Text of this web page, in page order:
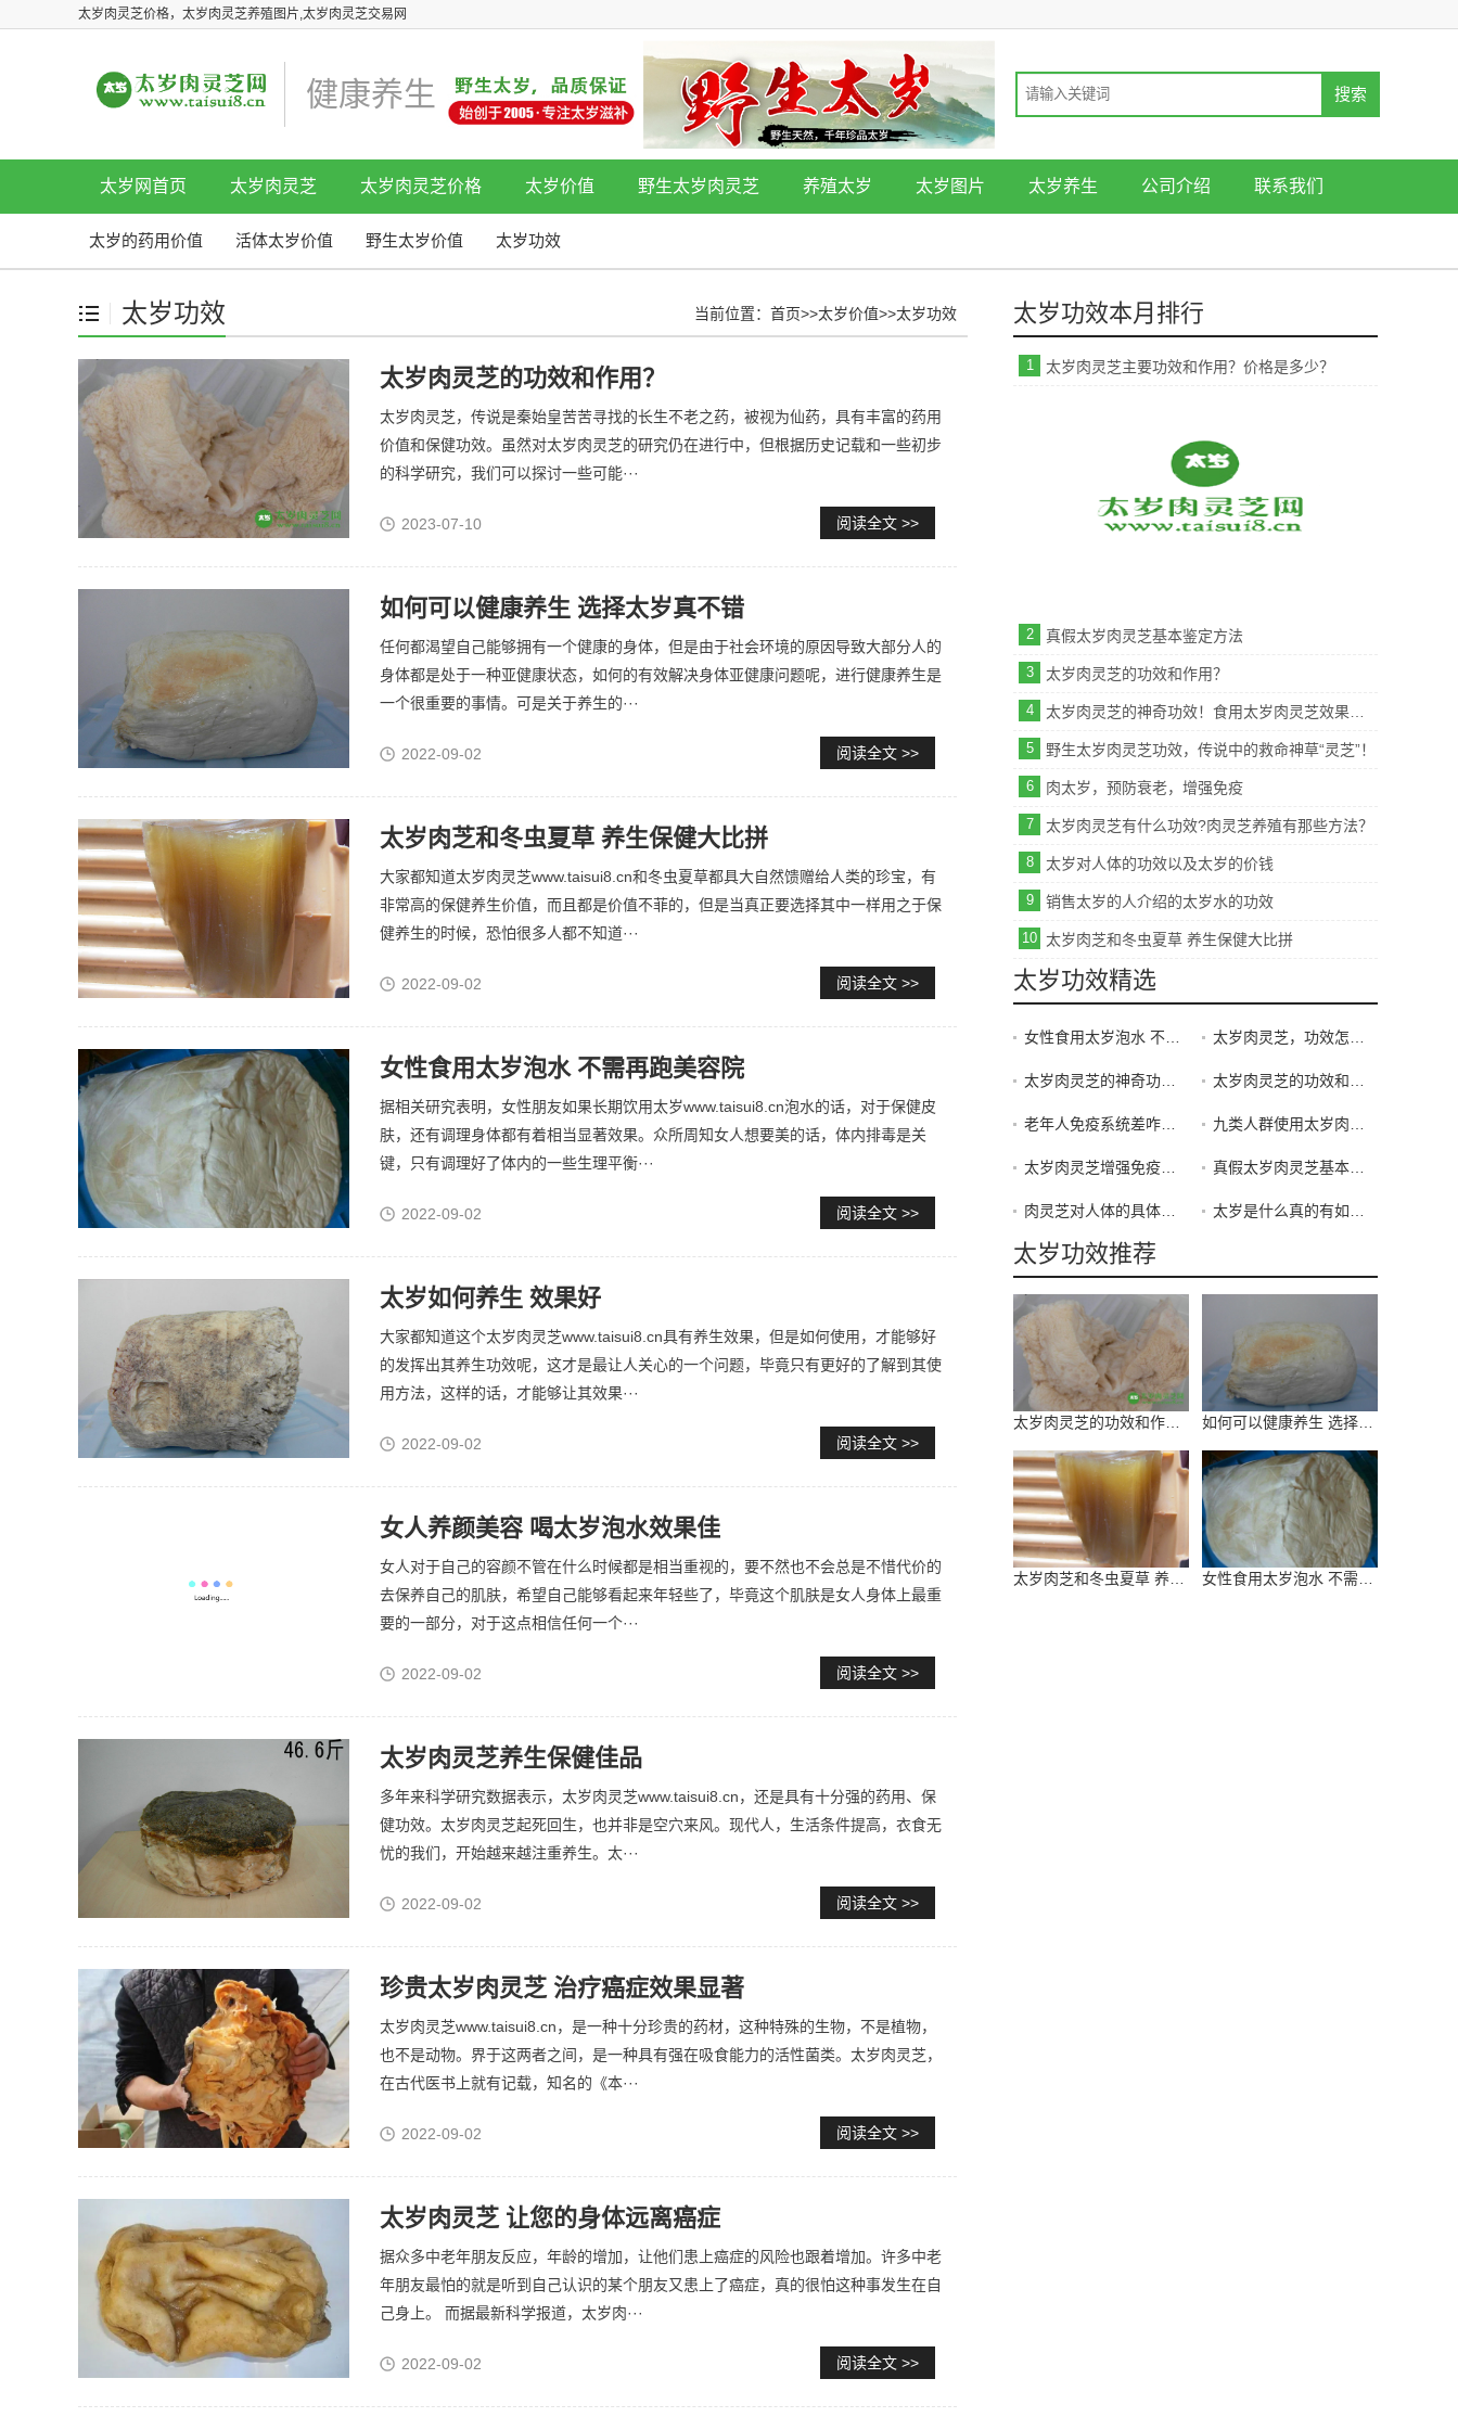
太岁肉灵芝价格，太岁肉灵芝养殖图片,太岁肉灵芝交易网
健康养生
太岁网首页 太岁肉灵芝 太岁肉灵芝价格 太岁价值 野生太岁肉灵芝 养殖太岁 太岁图片 太岁养生 公司介绍 联系我们
太岁的药用价值 活体太岁价值 野生太岁价值 太岁功效
太岁功效 当前位置： 首页>>太岁价值>>太岁功效
太岁肉灵芝的功效和作用？
太岁肉灵芝，传说是秦始皇苦苦寻找的长生不老之药，被视为仙药，具有丰富的药用
价值和保健功效。虽然对太岁肉灵芝的研究仍在进行中，但根据历史记载和一些初步
的科学研究，我们可以探讨一些可能···
2023-07-10 阅读全文 >>
如何可以健康养生 选择太岁真不错
任何都渴望自己能够拥有一个健康的身体，但是由于社会环境的原因导致大部分人的
身体都是处于一种亚健康状态，如何的有效解决身体亚健康问题呢，进行健康养生是
一个很重要的事情。可是关于养生的···
2022-09-02 阅读全文 >>
太岁肉芝和冬虫夏草 养生保健大比拼
大家都知道太岁肉灵芝www.taisui8.cn和冬虫夏草都具大自然馈赠给人类的珍宝，有
非常高的保健养生价值，而且都是价值不菲的，但是当真正要选择其中一样用之于保
健养生的时候，恐怕很多人都不知道···
2022-09-02 阅读全文 >>
女性食用太岁泡水 不需再跑美容院
据相关研究表明，女性朋友如果长期饮用太岁www.taisui8.cn泡水的话，对于保健皮
肤，还有调理身体都有着相当显著效果。众所周知女人想要美的话，体内排毒是关
键，只有调理好了体内的一些生理平衡···
2022-09-02 阅读全文 >>
太岁如何养生 效果好
大家都知道这个太岁肉灵芝www.taisui8.cn具有养生效果，但是如何使用，才能够好
的发挥出其养生功效呢，这才是最让人关心的一个问题，毕竟只有更好的了解到其使
用方法，这样的话，才能够让其效果···
2022-09-02 阅读全文 >>
女人养颜美容 喝太岁泡水效果佳
女人对于自己的容颜不管在什么时候都是相当重视的，要不然也不会总是不惜代价的
去保养自己的肌肤，希望自己能够看起来年轻些了，毕竟这个肌肤是女人身体上最重
要的一部分，对于这点相信任何一个···
2022-09-02 阅读全文 >>
太岁肉灵芝养生保健佳品
多年来科学研究数据表示，太岁肉灵芝www.taisui8.cn，还是具有十分强的药用、保
健功效。太岁肉灵芝起死回生，也并非是空穴来风。现代人，生活条件提高，衣食无
忧的我们，开始越来越注重养生。太···
2022-09-02 阅读全文 >>
珍贵太岁肉灵芝 治疗癌症效果显著
太岁肉灵芝www.taisui8.cn，是一种十分珍贵的药材，这种特殊的生物，不是植物，
也不是动物。界于这两者之间，是一种具有强在吸食能力的活性菌类。太岁肉灵芝，
在古代医书上就有记载，知名的《本···
2022-09-02 阅读全文 >>
太岁肉灵芝 让您的身体远离癌症
据众多中老年朋友反应，年龄的增加，让他们患上癌症的风险也跟着增加。许多中老
年朋友最怕的就是听到自己认识的某个朋友又患上了癌症，真的很怕这种事发生在自
己身上。 而据最新科学报道，太岁肉···
2022-09-02 阅读全文 >>
太岁功效本月排行
1 太岁肉灵芝主要功效和作用？价格是多少？
2 真假太岁肉灵芝基本鉴定方法
3 太岁肉灵芝的功效和作用？
4
5 野生太岁肉灵芝功效，传说中的救命神草“灵芝”！
6 肉太岁，预防衰老，增强免疫
7 太岁肉灵芝有什么功效?肉灵芝养殖有那些方法？
8 太岁对人体的功效以及太岁的价钱
9 销售太岁的人介绍的太岁水的功效
10 太岁肉芝和冬虫夏草 养生保健大比拼
太岁功效精选
太岁功效推荐